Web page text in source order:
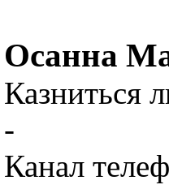
Осанна
Казниться
-
Канал